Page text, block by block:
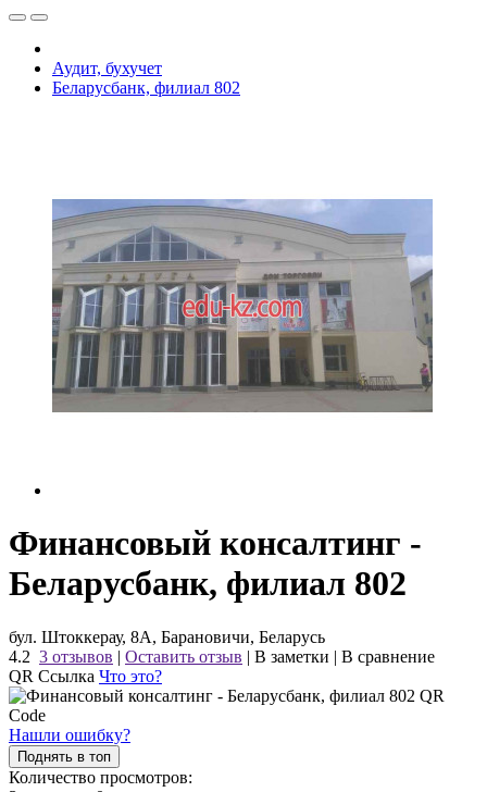
Аудит, бухучет
Беларусбанк, филиал 802
Финансовый консалтинг -
Беларусбанк, филиал 802
бул. Штоккерау, 8А, Барановичи, Беларусь
4.2 3 отзывов | Оставить отзыв | В заметки | В сравнение
QR Ссылка Что это?
Нашли ошибку?
Поднять в топ
Количество просмотров: